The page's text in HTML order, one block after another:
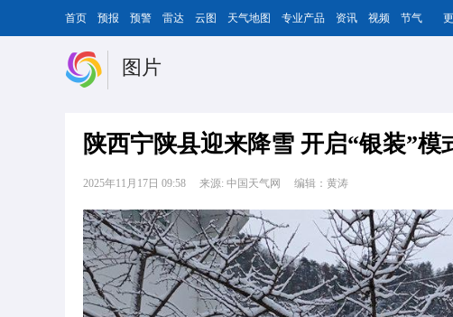
首页 预报 预警 雷达 云图 天气地图 专业产品 资讯 视频 节气
图片
陕西宁陕县迎来降雪 开启“银装”模
2025年11月17日 09:58 来源: 中国天气网 编辑：黄涛